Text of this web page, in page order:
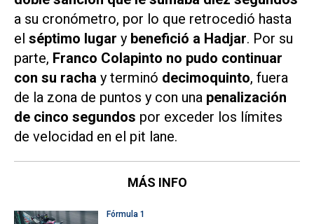
a su cronómetro, por lo que retrocedió hasta
el séptimo lugar y benefició a Hadjar. Por su
parte, Franco Colapinto no pudo continuar
con su racha y terminó decimoquinto, fuera
de la zona de puntos y con una penalización
de cinco segundos por exceder los límites
de velocidad en el pit lane.
MÁS INFO
Fórmula 1